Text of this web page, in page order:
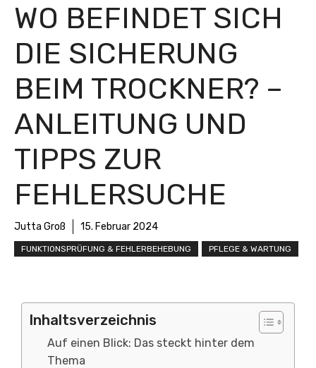
WO BEFINDET SICH
DIE SICHERUNG
BEIM TROCKNER? –
ANLEITUNG UND
TIPPS ZUR
FEHLERSUCHE
Jutta Groß 15. Februar 2024
FUNKTIONSPRÜFUNG & FEHLERBEHEBUNG PFLEGE & WARTUNG
Inhaltsverzeichnis
Auf einen Blick: Das steckt hinter dem
Thema